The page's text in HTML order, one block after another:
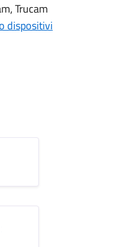
Trucam
dispositivi